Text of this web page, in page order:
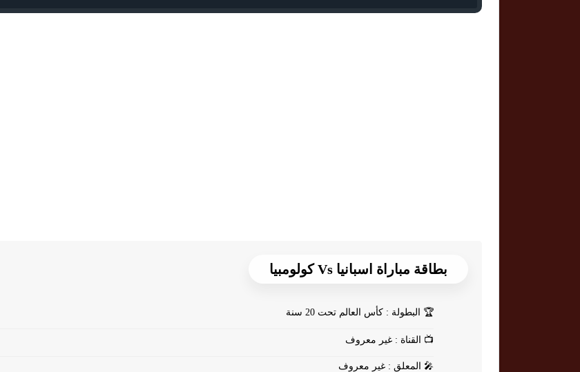
بطاقة مباراة اسبانيا Vs كولومبيا
🏆 البطولة : كأس العالم تحت 20 سنة
📺 القناة : غير معروف
🎤 المعلق : غير معروف